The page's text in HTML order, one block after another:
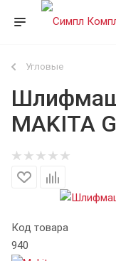
Угловые
MAKITA
Код товара
940